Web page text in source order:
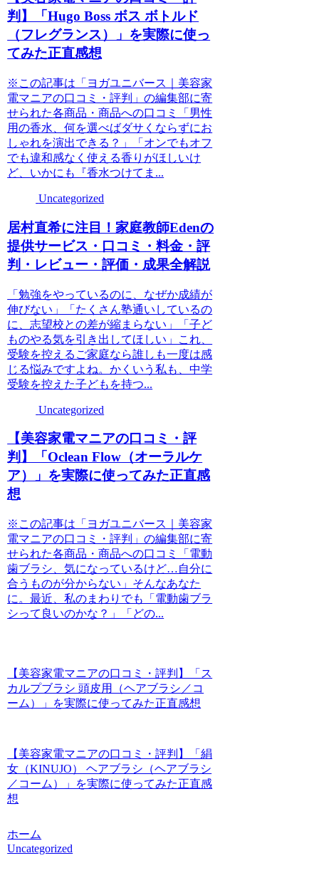
判】「Hugo Boss ボス ボトルド
（フレグランス）」を実際に使っ
てみた正直感想
※この記事は「ヨガユニバース｜美容家
電マニアの口コミ・評判」の編集部に寄
せられた各商品・商品への口コミ「男性
用の香水、何を選べばダサくならずにお
しゃれを演出できる？」「オンでもオフ
でも違和感なく使える香りがほしいけ
ど、いかにも『香水つけてま...
Uncategorized
居村直希に注目！家庭教師Edenの
提供サービス・口コミ・料金・評
判・レビュー・評価・成果全解説
「勉強をやっているのに、なぜか成績が
伸びない」「たくさん塾通いしているの
に、志望校との差が縮まらない」「子ど
ものやる気を引き出してほしい」これ、
受験を控えるご家庭なら誰しも一度は感
じる悩みですよね。かくいう私も、中学
受験を控えた子どもを持つ...
Uncategorized
【美容家電マニアの口コミ・評
判】「Oclean Flow（オーラルケ
ア）」を実際に使ってみた正直感
想
※この記事は「ヨガユニバース｜美容家
電マニアの口コミ・評判」の編集部に寄
せられた各商品・商品への口コミ「電動
歯ブラシ、気になっているけど…自分に
合うものが分からない」そんなあなた
に。最近、私のまわりでも「電動歯ブラ
シって良いのかな？」「どの...
【美容家電マニアの口コミ・評判】「ス
カルプブラシ 頭皮用（ヘアブラシ／コ
ーム）」を実際に使ってみた正直感想
【美容家電マニアの口コミ・評判】「絹
女（KINUJO） ヘアブラシ（ヘアブラシ
／コーム）」を実際に使ってみた正直感
想
ホーム
Uncategorized